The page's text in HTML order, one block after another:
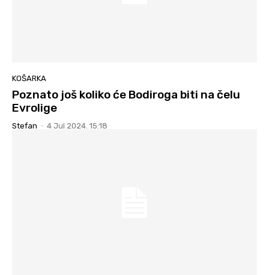
KOŠARKA
Poznato još koliko će Bodiroga biti na čelu
Evrolige
Stefan - 4 Jul 2024. 15:18